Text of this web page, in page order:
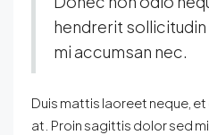
hendrerit sollicitudin
mi accumsan nec.
Duis mattis laoreet neque,
at. Proin sagittis dolor sed